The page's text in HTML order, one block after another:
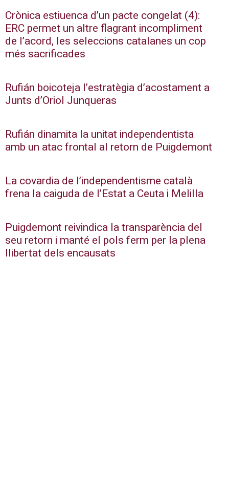
Crònica estiuenca d’un pacte congelat (4):
ERC permet un altre flagrant incompliment
de l’acord, les seleccions catalanes un cop
més sacrificades
Rufián boicoteja l’estratègia d’acostament a
Junts d’Oriol Junqueras
Rufián dinamita la unitat independentista
amb un atac frontal al retorn de Puigdemont
La covardia de l’independentisme català
frena la caiguda de l’Estat a Ceuta i Melilla
Puigdemont reivindica la transparència del
seu retorn i manté el pols ferm per la plena
llibertat dels encausats